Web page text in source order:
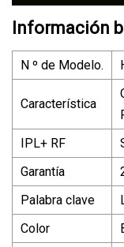
Información
N º de Modelo.
Característica
IPL+ RF
Garantía
Palabra clave
Color